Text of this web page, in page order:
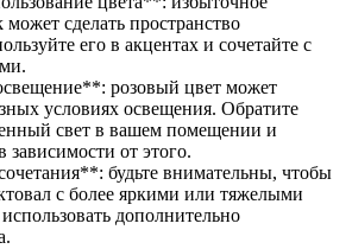
сделать пространство
его в акцентах и сочетайте с
розовый цвет может
условиях освещения. Обратите
свет в вашем помещении и
зависимости от этого.
будьте внимательны, чтобы
с более яркими или тяжелыми
дополнительно